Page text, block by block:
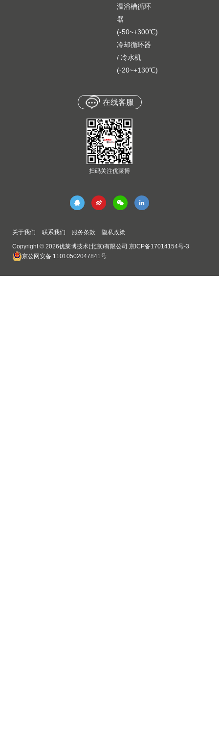
温浴槽循环
器
(-50~+300℃)
冷却循环器
/ 冷水机
(-20~+130℃)
在线客服
扫码关注优莱博
关于我们 联系我们 服务条款 隐私政策
Copyright © 2026优莱博技术(北京)有限公司 京ICP备17014154号-3
京公网安备 11010502047841号